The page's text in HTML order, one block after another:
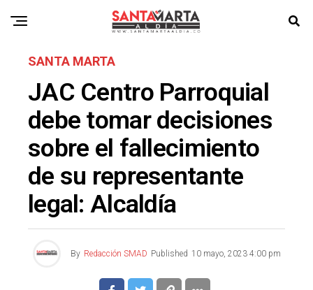
SANTA MARTA
JAC Centro Parroquial
debe tomar decisiones
sobre el fallecimiento
de su representante
legal: Alcaldía
By Redacción SMAD Published 10 mayo, 2023 4:00 pm